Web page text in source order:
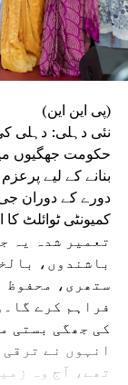
(پی این این)
نئی دہلی: دہلی
حکومت جھگیوں
بنانے کے لیے
دورے کے دوران جی
تعمیر شدہ یہ
باشندوں،
ستھری، محفوظ
فراہم کرے
کی جھگی بستی
انہوں نے
تھے، آج وہ